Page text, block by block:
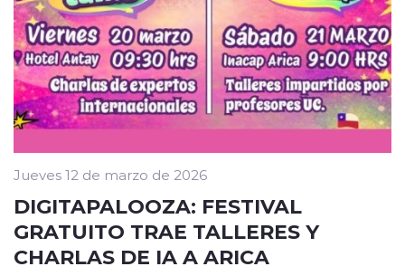
Jueves 12 de marzo de 2026
DIGITAPALOOZA: FESTIVAL
GRATUITO TRAE TALLERES Y
CHARLAS DE IA A ARICA